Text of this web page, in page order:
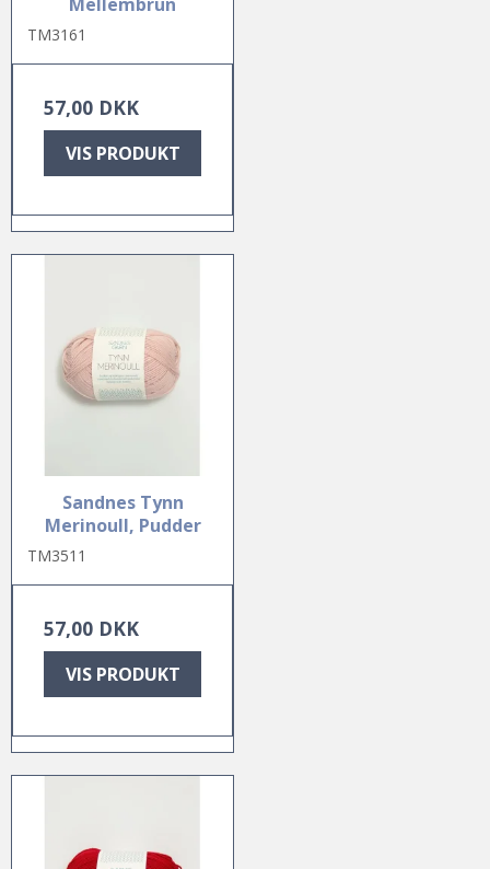
TM3161
57,00 DKK
VIS PRODUKT
Sandnes Tynn
Merinoull, Pudder
TM3511
57,00 DKK
VIS PRODUKT